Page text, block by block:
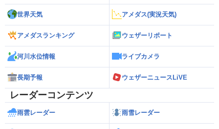
世界天気 アメダス(実況天気)
アメダスランキング ウェザーリポート
河川水位情報 ライブカメラ
長期予報 ウェザーニュースLiVE
レーダーコンテンツ
雨雲レーダー 雨雪レーダー